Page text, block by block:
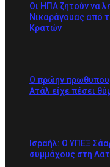
Οι ΗΠΑ ζητούν να
Νικαράγουας από
Κρατών
Ο πρώην
Ατάλ είχε πέσει
Ισραήλ: Ο ΥΠΕΞ
συμμάχους στη